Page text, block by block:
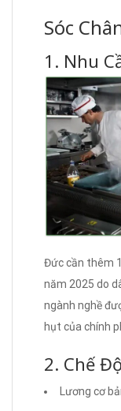
Sóc
1. Nhu
Đức cần thêm
năm 2025 do
ngành nghề
hụt của chính
2. Chế
Lương cơ